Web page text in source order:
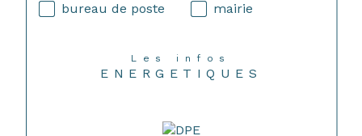
bureau de poste
mairie
Les infos
ENERGETIQUES